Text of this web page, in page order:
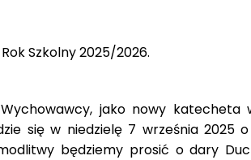
Szkolny 2025/2026.
jako nowy katecheta
się w niedzielę 7 września 2025
będziemy prosić o dary